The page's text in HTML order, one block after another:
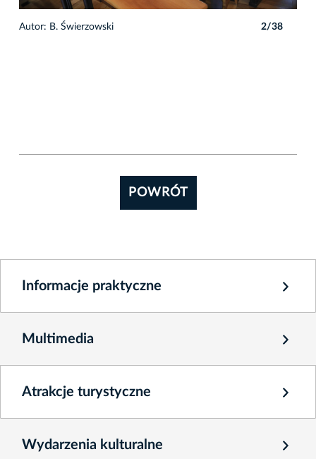
Autor: B. Świerzowski 2/38
POWRÓT
Informacje praktyczne
Multimedia
Atrakcje turystyczne
Wydarzenia kulturalne